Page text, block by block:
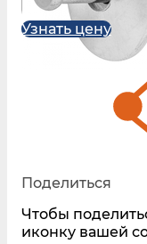
Узнать цену
Поделиться
Чтобы
иконку вашей